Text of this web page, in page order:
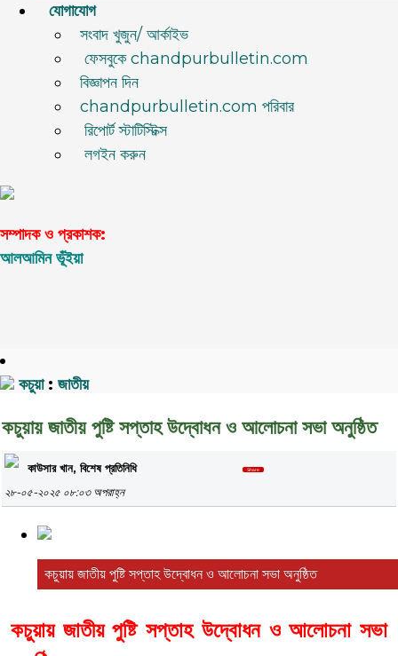
যোগাযোগ
সংবাদ খুজুন/ আর্কাইভ
ফেসবুকে chandpurbulletin.com
বিজ্ঞাপন দিন
chandpurbulletin.com পরিবার
রিপোর্ট স্টাটিস্টিক্স
লগইন করুন
সম্পাদক ও প্রকাশক:
আলআমিন ভূঁইয়া
কচুয়া: জাতীয়
কচুয়ায় জাতীয় পুষ্টি সপ্তাহ উদ্বোধন ও আলোচনা সভা অনুষ্ঠিত
কাউসার খান, বিশেষ প্রতিনিধি
২৮-০৫-২০২৫ ০৮:০৩ অপরাহ্ন
কচুয়ায় জাতীয় পুষ্টি সপ্তাহ উদ্বোধন ও আলোচনা সভা অনুষ্ঠিত
কচুয়ায় জাতীয় পুষ্টি সপ্তাহ উদ্বোধন ও আলোচনা সভা